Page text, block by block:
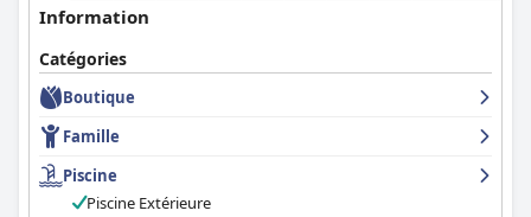
Information
Catégories
Boutique
Famille
Piscine
Piscine Extérieure